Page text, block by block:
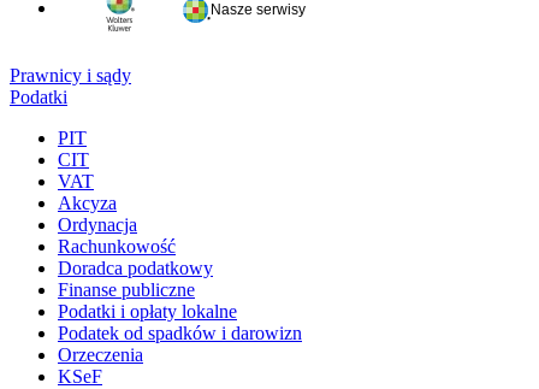
Nasze serwisy
Prawnicy i sądy
Podatki
PIT
CIT
VAT
Akcyza
Ordynacja
Rachunkowość
Doradca podatkowy
Finanse publiczne
Podatki i opłaty lokalne
Podatek od spadków i darowizn
Orzeczenia
KSeF